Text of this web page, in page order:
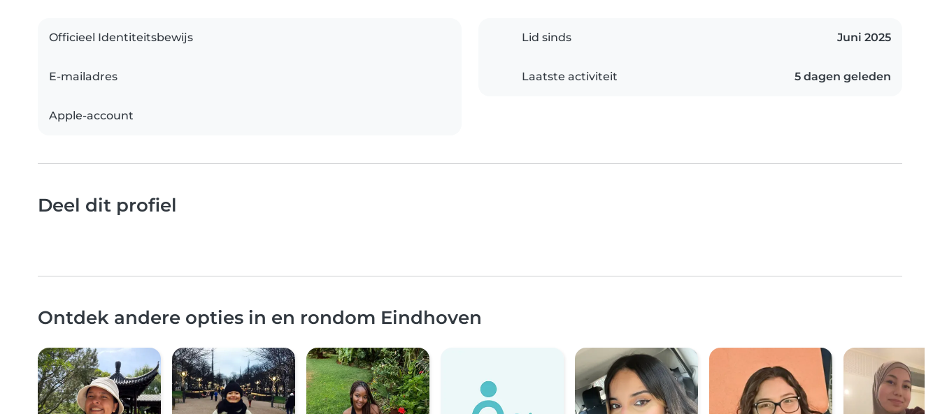
Officieel Identiteitsbewijs
E-mailadres
Apple-account
Lid sinds Juni 2025
Laatste activiteit 5 dagen geleden
Deel dit profiel
Ontdek andere opties in en rondom Eindhoven